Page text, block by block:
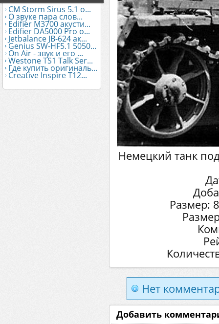
CM Storm Sirus 5.1 о...
О звуке пара слов...
Edifier М3700 акусти...
Edifier DA5000 Pro о...
Jetbalance JB-624 ак...
Genius SW-HF5.1 5050...
On Air - звук и его ...
Westone TS1 Talk Ser...
Где купить оригиналь...
Creative Inspire T12...
Немецкий танк
Размер:
Нет
Добавить